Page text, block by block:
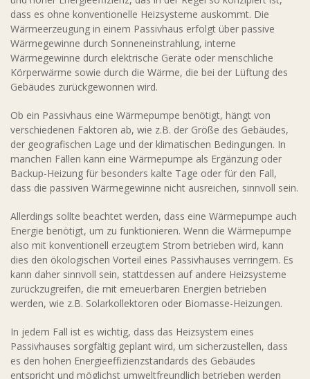
dass es ohne konventionelle Heizsysteme auskommt. Die
Wärmeerzeugung in einem Passivhaus erfolgt über passive
Wärmegewinne durch Sonneneinstrahlung, interne
Wärmegewinne durch elektrische Geräte oder menschliche
Körperwärme sowie durch die Wärme, die bei der Lüftung des
Gebäudes zurückgewonnen wird.
Ob ein Passivhaus eine Wärmepumpe benötigt, hängt von
verschiedenen Faktoren ab, wie z.B. der Größe des Gebäudes,
der geografischen Lage und der klimatischen Bedingungen. In
manchen Fällen kann eine Wärmepumpe als Ergänzung oder
Backup-Heizung für besonders kalte Tage oder für den Fall,
dass die passiven Wärmegewinne nicht ausreichen, sinnvoll sein.
Allerdings sollte beachtet werden, dass eine Wärmepumpe auch
Energie benötigt, um zu funktionieren. Wenn die Wärmepumpe
also mit konventionell erzeugtem Strom betrieben wird, kann
dies den ökologischen Vorteil eines Passivhauses verringern. Es
kann daher sinnvoll sein, stattdessen auf andere Heizsysteme
zurückzugreifen, die mit erneuerbaren Energien betrieben
werden, wie z.B. Solarkollektoren oder Biomasse-Heizungen.
In jedem Fall ist es wichtig, dass das Heizsystem eines
Passivhauses sorgfältig geplant wird, um sicherzustellen, dass
es den hohen Energieeffizienzstandards des Gebäudes
entspricht und möglichst umweltfreundlich betrieben werden